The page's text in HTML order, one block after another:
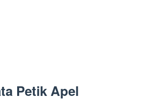
Petik Apel